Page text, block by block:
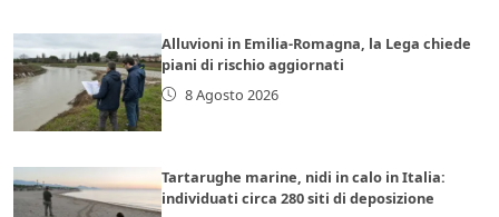
Alluvioni in Emilia-Romagna, la Lega chiede
piani di rischio aggiornati
8 Agosto 2026
Tartarughe marine, nidi in calo in Italia:
individuati circa 280 siti di deposizione